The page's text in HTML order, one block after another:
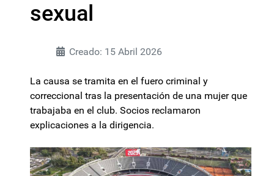
sexual
Creado: 15 Abril 2026
La causa se tramita en el fuero criminal y
correccional tras la presentación de una mujer que
trabajaba en el club. Socios reclamaron
explicaciones a la dirigencia.